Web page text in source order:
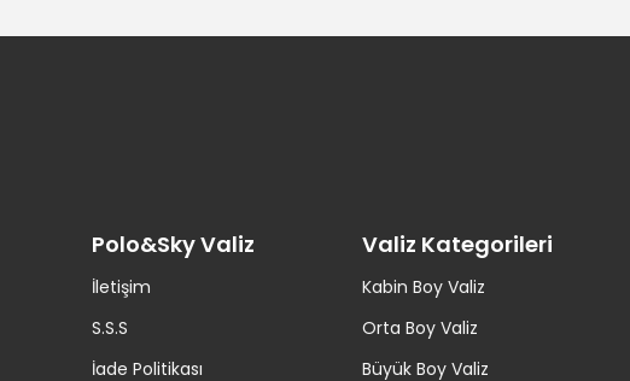
Polo&Sky Valiz
İletişim
S.S.S
İade Politikası
Valiz Kategorileri
Kabin Boy Valiz
Orta Boy Valiz
Büyük Boy Valiz